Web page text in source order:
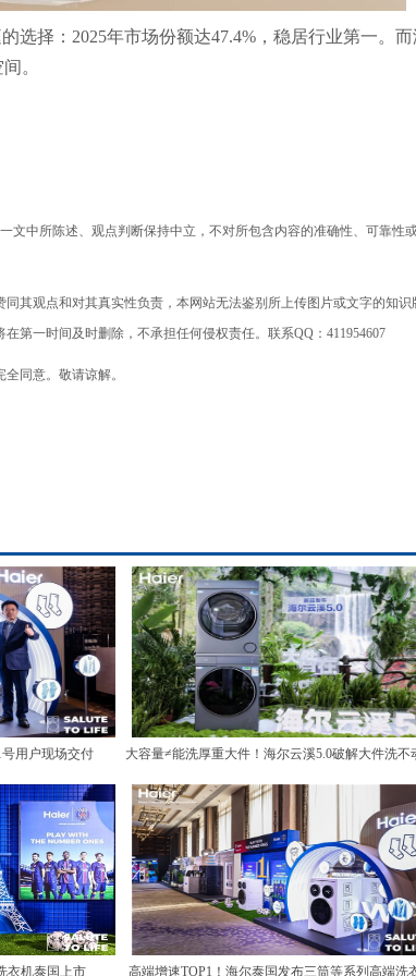
选择：2025年市场份额达47.4%，稳居行业第一。
。
文中所陈述、观点判断保持中立，不对所包含内容的准确性、可靠性
其观点和对其真实性负责，本网站无法鉴别所上传图片或文字的知识
第一时间及时删除，不承担任何侵权责任。联系QQ：411954607
同意。敬请谅解。
用户现场交付 大容量≠能洗厚重大件！海尔云溪5.0破解大件洗不
题
衣机泰国上市 高端增速TOP1！海尔泰国发布三筒等系列高端洗